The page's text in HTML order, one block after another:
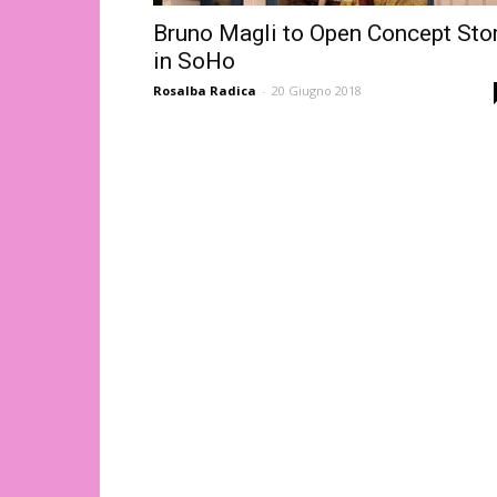
Bruno Magli to Open Concept
in SoHo
Rosalba Radica - 20 Giugno 2018